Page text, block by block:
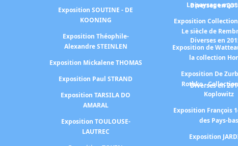
Exposition SOUTINE - DE
KOONING
Exposition Théophile-
Alexandre STEINLEN
Exposition Mickalene THOMAS
Exposition Paul STRAND
Exposition TARSILA DO
AMARAL
Exposition TOULOUSE-
LAUTREC
Le paysage
Exposition
Le siècle de
Exposition de
la collection
Exposition De
Rothko -
Koplowitz
Exposition François
des Pays-bas
Exposition
Diverses en
Diverses en
Diverses en